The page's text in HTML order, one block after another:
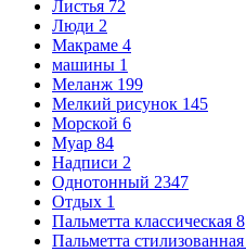
Листья 72
Люди 2
Макраме 4
машины 1
Меланж 199
Мелкий рисунок 145
Морской 6
Муар 84
Надписи 2
Однотонный 2347
Отдых 1
Пальметта классическая 8
Пальметта стилизованная